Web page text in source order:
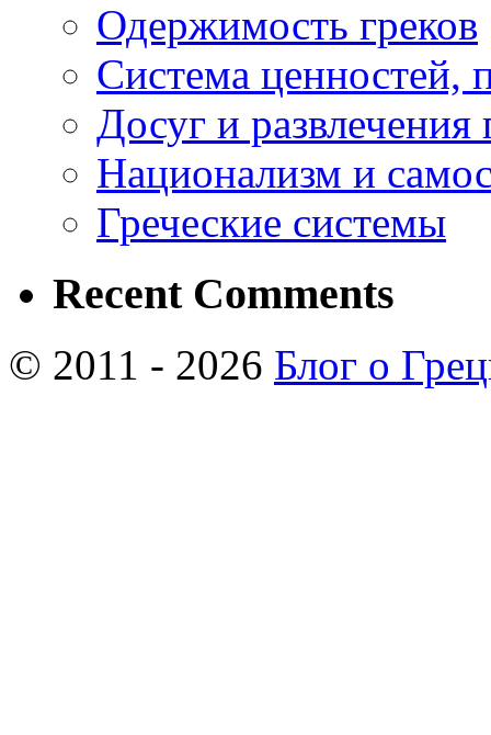
Одержимость греков
Система ценностей,
Досуг и развлечения
Национализм и
Греческие системы
Recent Comments
© 2011 - 2026 Блог о